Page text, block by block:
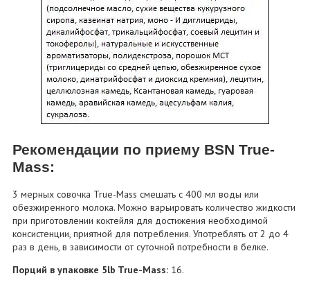
Рекомендации по приему BSN True-
Mass:
3 мерных совочка True-Mass смешать с 400 мл воды или
обезжиренного молока. Можно варьировать количество жидкости
при приготовлении коктейля для достижения необходимой
консистенции, приятной для потребления. Употреблять от 2 до 4
раз в день, в зависимости от суточной потребности в белке.
Порций в упаковке 5lb True-Mass: 16.